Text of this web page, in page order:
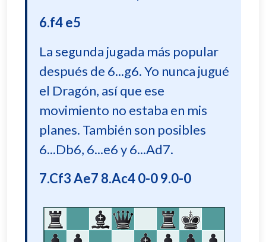
6.f4 e5
La segunda jugada más popular
después de 6...g6. Yo nunca jugué
el Dragón, así que ese
movimiento no estaba en mis
planes. También son posibles
6...Db6, 6...e6 y 6...Ad7.
7.Cf3 Ae7 8.Ac4 0-0 9.0-0